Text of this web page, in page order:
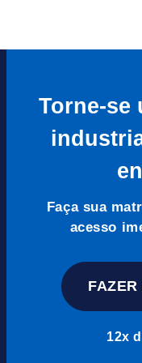
Torne-se
Faça sua
acesso
FAZER
12x
aluno do curso Curso de